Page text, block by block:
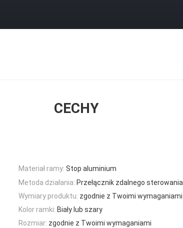
CECHY
Materiał ramy: Stop aluminium
Metoda działania: Przełącznik zdalnego sterowania
Wymiary produktu: zgodnie z Twoimi wymaganiami
Kolor ramki: Biały lub szary
Rozmiar: zgodnie z Twoimi wymaganiami